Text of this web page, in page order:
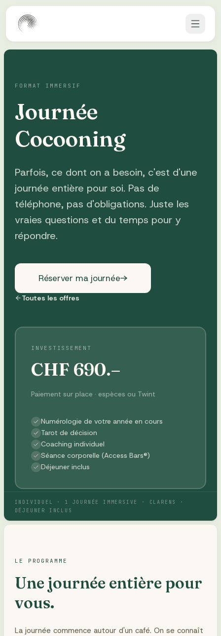
Aller au contenu
FORMAT IMMERSIF
Journée
Cocooning
Parfois, ce dont on a besoin, c'est d'une
journée entière pour soi. Pas de
téléphone, pas d'obligations. Juste les
vraies questions et du temps pour y
répondre.
Réserver ma journée
Toutes les offres
INVESTISSEMENT
CHF 690.–
Paiement sur place · espèces ou Twint
Numérologie de votre année en cours
Tarot de décision
Coaching individuel
Séance corporelle (Access Bars®)
Déjeuner inclus
INDIVIDUEL · 1 JOURNÉE IMMERSIVE · CLARENS ·
DÉJEUNER INCLUS
LE PROGRAMME
Une journée entière pour
vous.
La journée commence autour d'un café. On se connaît